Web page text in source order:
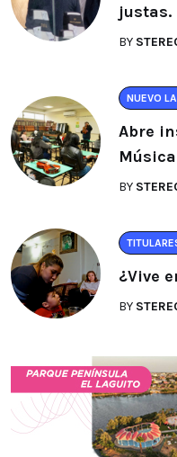
justas.
BY
NUEVO
Abre
Música
BY
¿Vive
BY